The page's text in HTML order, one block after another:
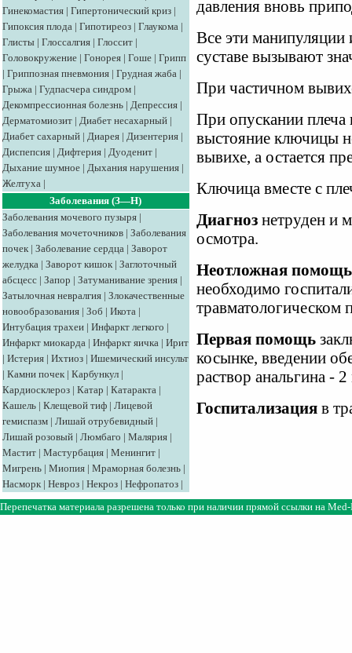
Гинекомастия | Гипертонический криз |
Гипоксия плода | Гипотиреоз | Глаукома |
Глисты | Глоссалгия | Глоссит |
Головокружение | Гонорея | Гоше | Грипп
| Гриппозная пневмония | Грудная жаба |
Грыжа | Гудпасчера синдром |
Декомпрессионная болезнь | Депрессия |
Дерматомиозит | Диабет несахарный |
Диабет сахарный | Диарея | Дизентерия |
Диспепсия | Дифтерия | Дуоденит |
Дыхание шумное | Дыхания нарушения |
Желтуха |
Заболевания (З—Н)
Заболевания мочевого пузыря |
Заболевания мочеточников | Заболевания
почек | Заболевание сердца | Заворот
желудка | Заворот кишок | Заглоточный
абсцесс | Запор | Затуманивание зрения |
Затылочная невралгия | Злокачественные
новообразования | Зоб | Икота |
Интубация трахеи | Инфаркт легкого |
Инфаркт миокарда | Инфаркт яичка | Ирит
| Истерия | Ихтиоз | Ишемический инсульт
| Камни почек | Карбункул |
Кардиосклероз | Катар | Катаракта |
Кашель | Клещевой тиф | Лицевой
гемиспазм | Лишай отрубевидный |
Лишай розовый | Люмбаго | Малярия |
Мастит | Мастурбация | Менингит |
Мигрень | Миопия | Мраморная болезнь |
Насморк | Невроз | Некроз | Нефропатоз |
давления вновь
Все эти
суставе вызывают
При частичном
При опускании плеча
выстояние ключицы
вывихе, а остается
Ключица вместе с
Диагноз нетруден и
осмотра.
Неотложная
необходимо
травматологическом
Первая помощь
косынке, введении
раствор анальгина -
Госпитализация в
Перепечатка материала разрешена только при наличии прямой ссылки на